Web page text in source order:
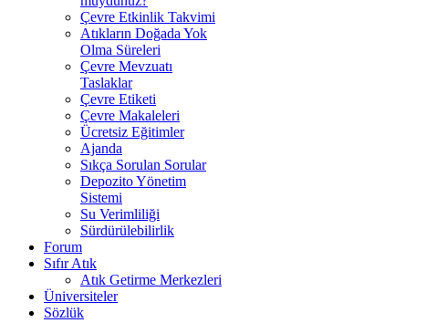
Çevre Etkinlik Takvimi
Atıkların Doğada Yok
Olma Süreleri
Çevre Mevzuatı
Taslaklar
Çevre Etiketi
Çevre Makaleleri
Ücretsiz Eğitimler
Ajanda
Sıkça Sorulan Sorular
Depozito Yönetim
Sistemi
Su Verimliliği
Sürdürülebilirlik
Forum
Sıfır Atık
Atık Getirme Merkezleri
Üniversiteler
Sözlük